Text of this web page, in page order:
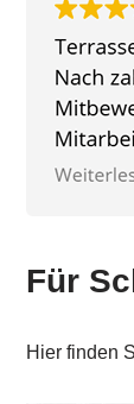
Für
Hier finden